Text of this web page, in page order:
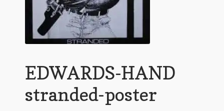
EDWARDS-HAND
stranded-poster